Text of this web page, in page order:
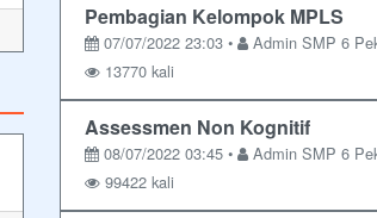
Pembagian Kelompok MPLS
07/07/2022 23:03 •
Admin SMP 6
13770 kali
Assessmen Non Kognitif
08/07/2022 03:45 •
Admin SMP 6
99422 kali